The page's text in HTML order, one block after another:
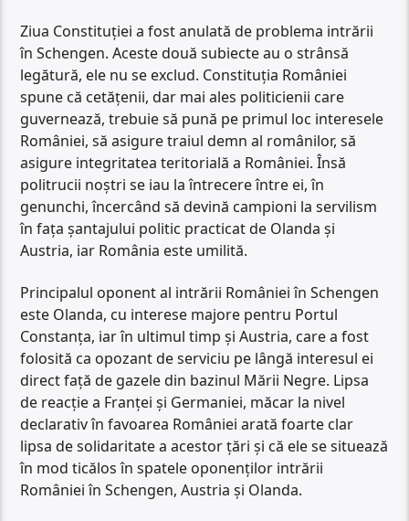
Ziua Constituției a fost anulată de problema intrării
în Schengen. Aceste două subiecte au o strânsă
legătură, ele nu se exclud. Constituția României
spune că cetățenii, dar mai ales politicienii care
guvernează, trebuie să pună pe primul loc interesele
României, să asigure traiul demn al românilor, să
asigure integritatea teritorială a României. Însă
politrucii noștri se iau la întrecere între ei, în
genunchi, încercând să devină campioni la servilism
în fața șantajului politic practicat de Olanda și
Austria, iar România este umilită.
Principalul oponent al intrării României în Schengen
este Olanda, cu interese majore pentru Portul
Constanța, iar în ultimul timp și Austria, care a fost
folosită ca opozant de serviciu pe lângă interesul ei
direct față de gazele din bazinul Mării Negre. Lipsa
de reacție a Franței și Germaniei, măcar la nivel
declarativ în favoarea României arată foarte clar
lipsa de solidaritate a acestor țări și că ele se situează
în mod ticălos în spatele oponenților intrării
României în Schengen, Austria și Olanda.